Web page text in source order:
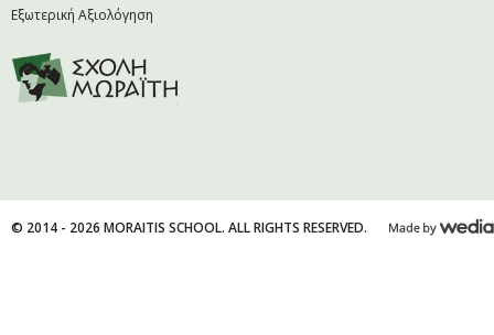
Εξωτερική Αξιολόγηση
© 2014 - 2026 MORAITIS SCHOOL. ALL RIGHTS RESERVED.